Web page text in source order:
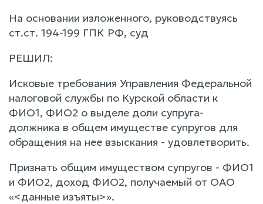
На основании изложенного, руководствуясь
ст.ст. 194-199 ГПК РФ, суд
РЕШИЛ:
Исковые требования Управления Федеральной
налоговой службы по Курской области к
ФИО1, ФИО2 о выделе доли супруга-
должника в общем имуществе супругов для
обращения на нее взыскания - удовлетворить.
Признать общим имуществом супругов - ФИО1
и ФИО2, доход ФИО2, получаемый от ОАО
«<данные изъяты>».